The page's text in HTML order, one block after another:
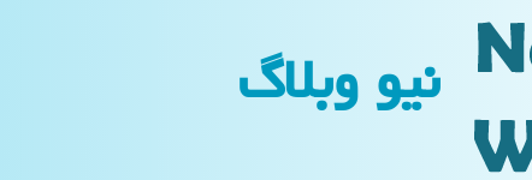
نیو وبلاگ